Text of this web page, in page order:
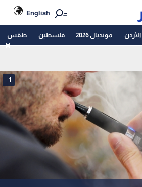
English
الأردن مونديال 2026 فلسطين طقس
1